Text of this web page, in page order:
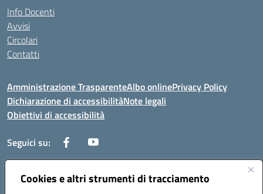
Cookies e altri strumenti di tracciamento
Info Docenti
Avvisi
Circolari
Contatti
Amministrazione TrasparenteAlbo onlinePrivacy Policy
Dichiarazione di accessibilitàNote legali
Obiettivi di accessibilità
Seguici su:
Corso Roma, 1 71100 FOGGIA (FG)